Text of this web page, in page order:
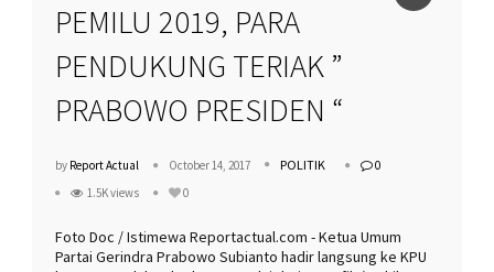
PEMILU 2019, PARA
PENDUKUNG TERIAK ”
PRABOWO PRESIDEN “
by Report Actual October 14, 2017 POLITIK
0
1.5K views
0
Foto Doc / Istimewa Reportactual.com - Ketua Umum
Partai Gerindra Prabowo Subianto hadir langsung ke KPU